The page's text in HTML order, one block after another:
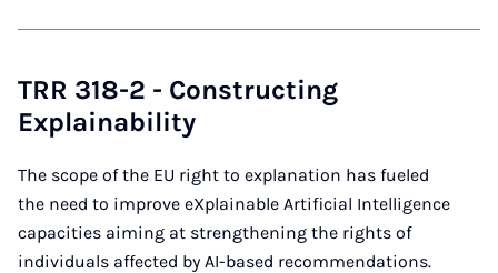
TRR 318-2 - Constructing
Explainability
The scope of the EU right to explanation has fueled
the need to improve eXplainable Artificial Intelligence
capacities aiming at strengthening the rights of
individuals affected by AI-based recommendations.